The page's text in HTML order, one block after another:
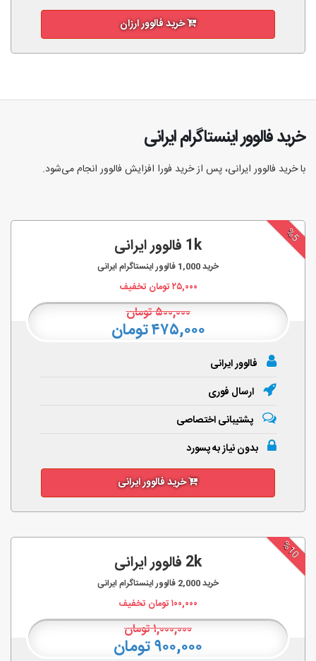
خرید فالوور ارزان
خرید فالوور اینستاگرام ایرانی
با خرید فالوور ایرانی، پس از خرید فورا افزایش فالوور انجام‌ می‌شود.
%5 1k فالوور ایرانی
خرید1,000 فالوور اینستاگرام ایرانی
۲۵,۰۰۰تومان تخفیف
۵۰۰,۰۰۰تومان
۴۷۵,۰۰۰ تومان
فالوور ایرانی
ارسال فوری
پشتیبانی اختصاصی
بدون نیاز به پسورد
خرید فالوور ایرانی
%10
2k فالوور ایرانی
خرید2,000 فالوور اینستاگرام ایرانی
۱۰۰,۰۰۰تومان تخفیف
۱,۰۰۰,۰۰۰تومان
۹۰۰,۰۰۰ تومان